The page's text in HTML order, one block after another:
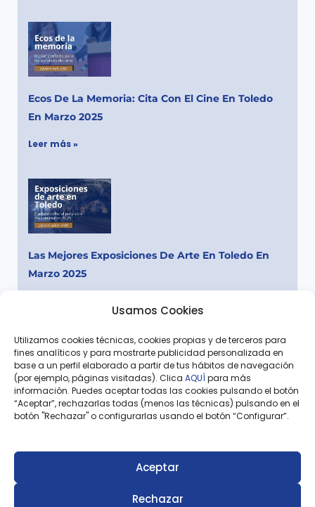
Usamos Cookies
Utilizamos cookies técnicas, cookies propias y de terceros para
fines analíticos y para mostrarte publicidad personalizada en
base a un perfil elaborado a partir de tus hábitos de navegación
(por ejemplo, páginas visitadas). Clica AQUÍ para más
información. Puedes aceptar todas las cookies pulsando el botón
“Aceptar”, rechazarlas todas (menos las técnicas) pulsando en el
botón "Rechazar" o configurarlas usando el botón “Configurar”.
Aceptar
Rechazar
Ecos De La Memoria: Cita Con El Cine En Toledo
En Marzo 2025
Leer más »
Las Mejores Exposiciones De Arte En Toledo En
Marzo 2025
Ant
Artículo Anterior Siguiente Artículo